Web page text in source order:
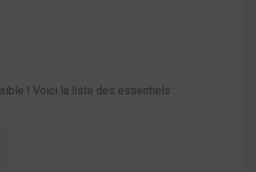
! Voici la liste des essentiels :